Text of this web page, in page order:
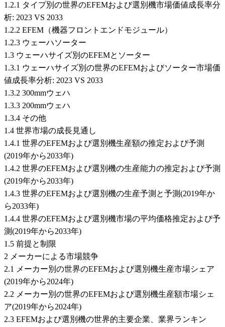
1.2.1 タイプ別の世界のEFEMおよび選別機市場価値成長率分
析: 2023 VS 2033
1.2.2 EFEM（機器フロントエンドモジュール）
1.2.3 ウェーハソーター
1.3 ウェーハサイズ別のEFEMとソーター
1.3.1 ウェーハサイズ別の世界のEFEMおよびソーター市場価
値成長率分析: 2023 VS 2033
1.3.2 300mmウェハ
1.3.3 200mmウェハ
1.3.4 その他
1.4 世界市場の成長見通し
1.4.1 世界のEFEMおよび選別機生産額の推定および予測
(2019年から2033年)
1.4.2 世界のEFEMおよび選別機の生産能力の推定および予測
(2019年から2033年)
1.4.3 世界のEFEMおよび選別機の生産予測と予測(2019年か
ら2033年)
1.4.4 世界のEFEMおよび選別機市場の平均価格推定および予
測(2019年から2033年)
1.5 前提と制限
2 メーカーによる市場競争
2.1 メーカー別の世界のEFEMおよび選別機生産市場シェア
(2019年から2024年)
2.2 メーカー別の世界のEFEMおよび選別機生産額市場シェ
ア(2019年から2024年)
2.3 EFEMおよび選別機の世界的主要企業、業界ランキン